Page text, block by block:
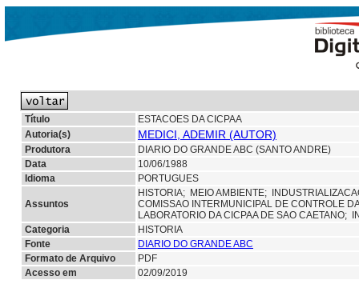
Título
ESTACOES DA CICPAA
Autoria(s)
MEDICI, ADEMIR (AUTOR)
Produtora
DIARIO DO GRANDE ABC (SANTO ANDRE)
Data
10/06/1988
Idioma
PORTUGUES
Assuntos
HISTORIA; MEIO AMBIENTE;
COMISSAO INTERMUNICIPAL DE CONTROLE
LABORATORIO DA CICPAA DE SAO CAETANO;
Categoria
HISTORIA
Fonte
DIARIO DO GRANDE ABC
Formato de Arquivo
PDF
Acesso em
02/09/2019